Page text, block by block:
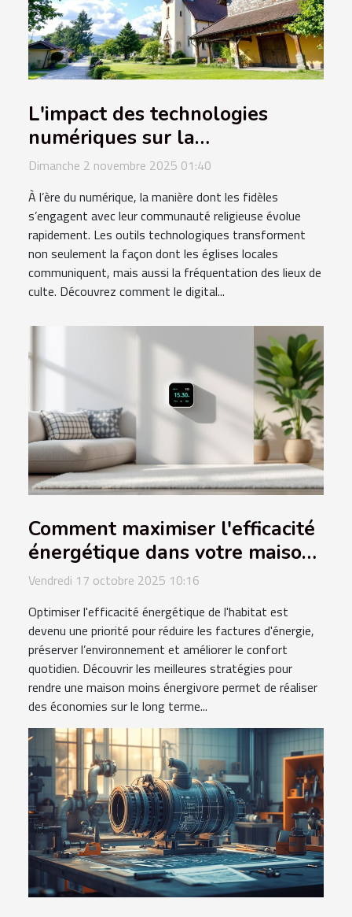
L'impact des technologies
numériques sur la
fréquentation des églises
locales
Dimanche 2 novembre 2025 01:40
À l’ère du numérique, la manière dont les fidèles
s’engagent avec leur communauté religieuse évolue
rapidement. Les outils technologiques transforment
non seulement la façon dont les églises locales
communiquent, mais aussi la fréquentation des lieux de
culte. Découvrez comment le digital...
Comment maximiser l'efficacité
énergétique dans votre maison
?
Vendredi 17 octobre 2025 10:16
Optimiser l'efficacité énergétique de l'habitat est
devenu une priorité pour réduire les factures d'énergie,
préserver l’environnement et améliorer le confort
quotidien. Découvrir les meilleures stratégies pour
rendre une maison moins énergivore permet de réaliser
des économies sur le long terme...